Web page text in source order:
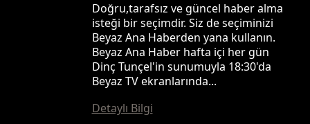
Doğru,tarafsız ve güncel haber alma
isteği bir seçimdir. Siz de seçiminizi
Beyaz Ana Haberden yana kullanın.
Beyaz Ana Haber hafta içi her gün
Dinç Tunçel'in sunumuyla 18:30'da
Beyaz TV ekranlarında...
Detaylı Bilgi